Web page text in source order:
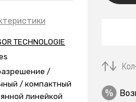
TECHNOLOGIE
/
/ компактный
линейкой